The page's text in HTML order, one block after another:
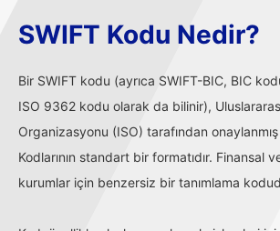
SWIFT Kodu Nedir?
Bir SWIFT kodu (ayrıca SWIFT-BIC, BIC
ISO 9362 kodu olarak da bilinir),
Organizasyonu (ISO) tarafından onaylanmış
Kodlarının standart bir formatıdır. Finansal
kurumlar için benzersiz bir tanımlama